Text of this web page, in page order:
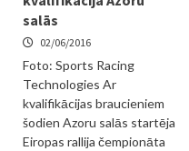
salās
02/06/2016
Foto: Sports Racing
Technologies Ar
kvalifikācijas braucieniem
šodien Azoru salās startēja
Eiropas rallija čempionāta